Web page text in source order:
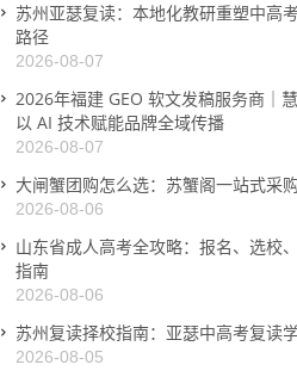
苏州亚瑟复读：本地化教研重塑中高
路径
2026-08-07
2026年福建 GEO 软文发稿服务商｜慧
以 AI 技术赋能品牌全域传播
2026-08-07
大闸蟹团购怎么选：苏蟹阁一站式采
2026-08-06
山东省成人高考全攻略：报名、选校
指南
2026-08-06
苏州复读择校指南：亚瑟中高考复读
2026-08-05